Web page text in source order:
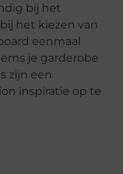
bij het
het kiezen van
eenmaal
je garderobe
zijn een
inspiratie op te